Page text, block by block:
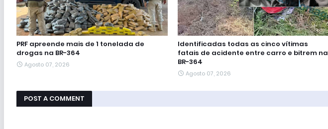
PRF apreende mais de 1 tonelada de
drogas na BR-364
Agosto 07, 2026
Identificadas todas as cinco vítimas
fatais de acidente entre carro e bitrem na
BR-364
Agosto 07, 2026
POST A COMMENT